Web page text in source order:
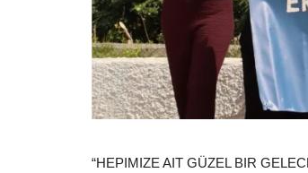
“HEPIMIZE AIT GÜZEL BIR